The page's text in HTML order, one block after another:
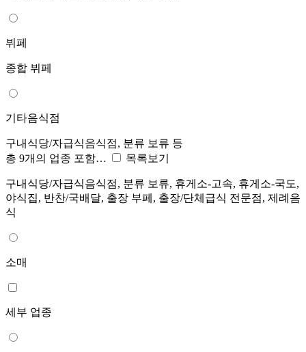
뷔페
종합 뷔페
기타음식점
구내식당/자급식음식점, 분류 보류 등
총 9개의 업종 포함…
목록보기
구내식당/자급식음식점, 분류 보류, 휴게소-고속, 휴게소-국도,
야식집, 반찬/국배달, 출장 부페, 출장/단체급식 전문점, 제례음
식
소매
세부 업종